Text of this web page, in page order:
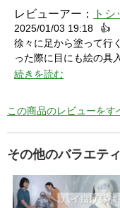
レビューアー： トシ
2025/01/03 19:18
👍
徐々に足から塗って行
った際に目にも絵の具
ただ､桶に入った絵の
続きを読む
この商品のレビューをす
その他のバラエテ